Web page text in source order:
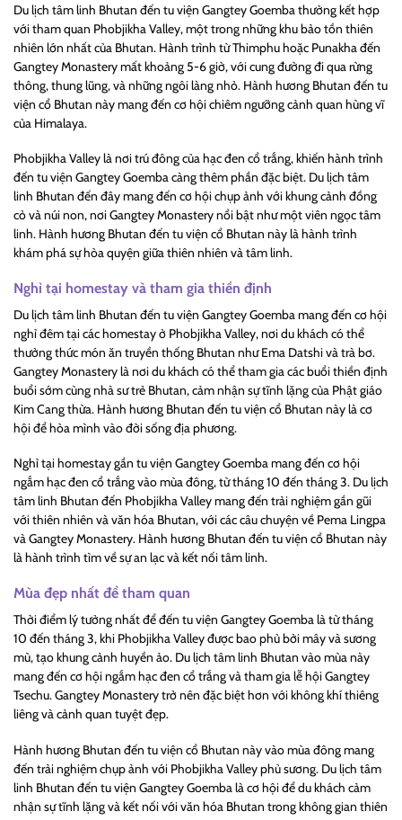
Du lịch tâm linh Bhutan đến tu viện Gangtey Goemba thường kết hợp
với tham quan Phobjikha Valley, một trong những khu bảo tồn thiên
nhiên lớn nhất của Bhutan. Hành trình từ Thimphu hoặc Punakha đến
Gangtey Monastery mất khoảng 5-6 giờ, với cung đường đi qua rừng
thông, thung lũng, và những ngôi làng nhỏ. Hành hương Bhutan đến tu
viện cổ Bhutan này mang đến cơ hội chiêm ngưỡng cảnh quan hùng vĩ
của Himalaya.
Phobjikha Valley là nơi trú đông của hạc đen cổ trắng, khiến hành trình
đến tu viện Gangtey Goemba càng thêm phần đặc biệt. Du lịch tâm
linh Bhutan đến đây mang đến cơ hội chụp ảnh với khung cảnh đồng
cỏ và núi non, nơi Gangtey Monastery nổi bật như một viên ngọc tâm
linh. Hành hương Bhutan đến tu viện cổ Bhutan này là hành trình
khám phá sự hòa quyện giữa thiên nhiên và tâm linh.
Nghỉ tại homestay và tham gia thiền định
Du lịch tâm linh Bhutan đến tu viện Gangtey Goemba mang đến cơ hội
nghỉ đêm tại các homestay ở Phobjikha Valley, nơi du khách có thể
thưởng thức món ăn truyền thống Bhutan như Ema Datshi và trà bơ.
Gangtey Monastery là nơi du khách có thể tham gia các buổi thiền định
buổi sớm cùng nhà sư trẻ Bhutan, cảm nhận sự tĩnh lặng của Phật giáo
Kim Cang thừa. Hành hương Bhutan đến tu viện cổ Bhutan này là cơ
hội để hòa mình vào đời sống địa phương.
Nghỉ tại homestay gần tu viện Gangtey Goemba mang đến cơ hội
ngắm hạc đen cổ trắng vào mùa đông, từ tháng 10 đến tháng 3. Du lịch
tâm linh Bhutan đến Phobjikha Valley mang đến trải nghiệm gần gũi
với thiên nhiên và văn hóa Bhutan, với các câu chuyện về Pema Lingpa
và Gangtey Monastery. Hành hương Bhutan đến tu viện cổ Bhutan này
là hành trình tìm về sự an lạc và kết nối tâm linh.
Mùa đẹp nhất để tham quan
Thời điểm lý tưởng nhất để đến tu viện Gangtey Goemba là từ tháng
10 đến tháng 3, khi Phobjikha Valley được bao phủ bởi mây và sương
mù, tạo khung cảnh huyền ảo. Du lịch tâm linh Bhutan vào mùa này
mang đến cơ hội ngắm hạc đen cổ trắng và tham gia lễ hội Gangtey
Tsechu. Gangtey Monastery trở nên đặc biệt hơn với không khí thiêng
liêng và cảnh quan tuyệt đẹp.
Hành hương Bhutan đến tu viện cổ Bhutan này vào mùa đông mang
đến trải nghiệm chụp ảnh với Phobjikha Valley phủ sương. Du lịch tâm
linh Bhutan đến tu viện Gangtey Goemba là cơ hội để du khách cảm
nhận sự tĩnh lặng và kết nối với văn hóa Bhutan trong không gian thiên